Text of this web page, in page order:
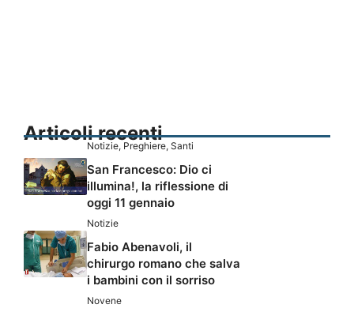
Articoli recenti
Notizie, Preghiere, Santi
San Francesco: Dio ci
illumina!, la riflessione di
oggi 11 gennaio
Notizie
Fabio Abenavoli, il
chirurgo romano che salva
i bambini con il sorriso
Novene